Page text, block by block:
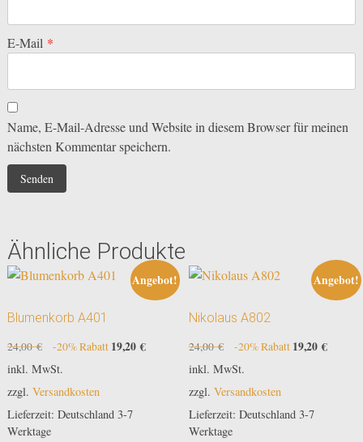
E-Mail *
Name, E-Mail-Adresse und Website in diesem Browser für meinen
nächsten Kommentar speichern.
Ähnliche Produkte
Angebot!
Blumenkorb A401
24,00€
Ursprünglicher
Preis
war:
24,00 €
-20% Rabatt 19,20€Aktueller
inkl. MwSt.
zzgl. Versandkosten
Lieferzeit: Deutschland 3-7
Werktage
Angebot!
Nikolaus A802
24,00€
Ursprünglicher
Preis
war:
24,00 €
-20% Rabatt 19,20€
inkl. MwSt.
zzgl. Versandkosten
Lieferzeit: Deutschland 3-7
Werktage